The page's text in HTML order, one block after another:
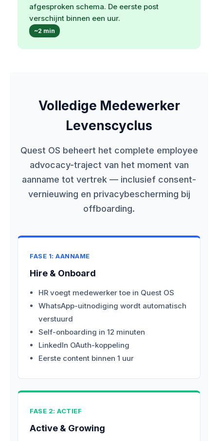
afgesproken schema. De eerste post
verschijnt binnen een uur.
~2 min
Volledige Medewerker
Levenscyclus
Quest OS beheert het complete employee
advocacy-traject van het moment van
aanname tot vertrek — inclusief consent-
vernieuwing en privacybescherming bij
offboarding.
FASE 1: AANNAME
Hire & Onboard
HR voegt medewerker toe in Quest OS
WhatsApp-uitnodiging wordt automatisch
verstuurd
Self-onboarding in 12 minuten
LinkedIn OAuth-koppeling
Eerste content binnen 1 uur
FASE 2: ACTIEF
Active & Growing